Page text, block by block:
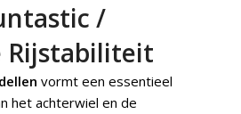
/
Rijstabiliteit
vormt een essentieel
het achterwiel en de